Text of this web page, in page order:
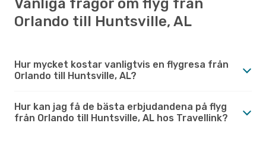
Vanliga frågor om flyg från
Orlando till Huntsville, AL
Hur mycket kostar vanligtvis en flygresa från
Orlando till Huntsville, AL?
Hur kan jag få de bästa erbjudandena på flyg
från Orlando till Huntsville, AL hos Travellink?